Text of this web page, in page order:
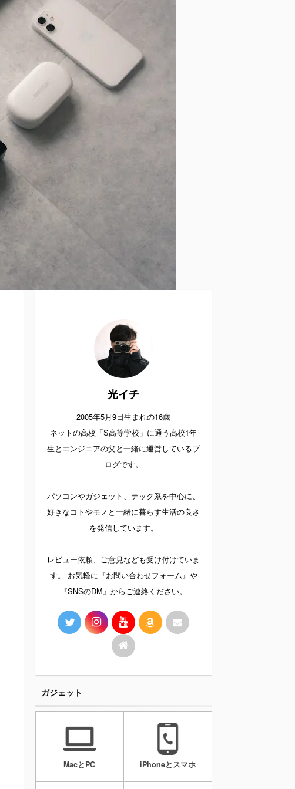
光イチ
2005年5月9日生まれの16歳
ネットの高校「S高等学校」に通う高校1年
生とエンジニアの父と一緒に運営しているブ
ログです。
パソコンやガジェット、テック系を中心に、
好きなコトやモノと一緒に暮らす生活の良さ
を発信しています。
レビュー依頼、ご意見なども受け付けていま
す。 お気軽に『お問い合わせフォーム』や
『SNSのDM』からご連絡ください。
ガジェット
MacとPC iPhoneとスマホ